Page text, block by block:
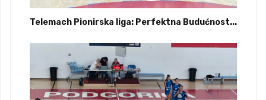
Telemach Pionirska liga: Perfektna Budućnost...